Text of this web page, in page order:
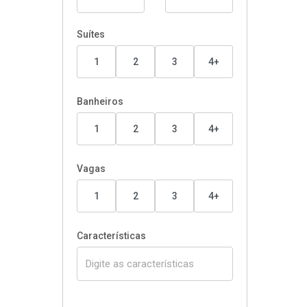
Suítes
1 2 3 4+
Banheiros
1 2 3 4+
Vagas
1 2 3 4+
Características